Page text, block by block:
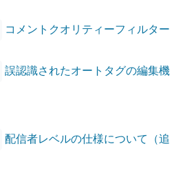
コメントクオリティーフィルター
誤認識されたオートタグの編集機
配信者レベルの仕様について（追